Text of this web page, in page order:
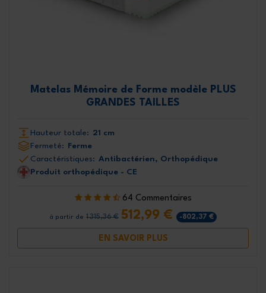
Matelas Mémoire de Forme modèle PLUS
GRANDES TAILLES
Hauteur totale: 21 cm
Fermeté: Ferme
Caractéristiques: Antibactérien, Orthopédique
Produit orthopédique - CE
64 Commentaires
à partir de 1 315,36 € 512,99 € -802,37 €
EN SAVOIR PLUS